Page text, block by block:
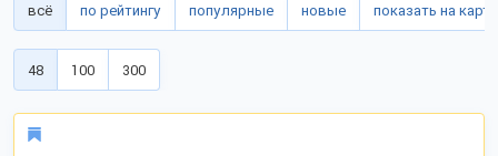
всё по рейтингу популярные новые показать на карте
48 100 300